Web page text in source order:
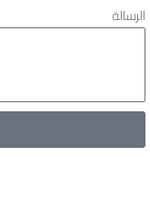
الرسالة